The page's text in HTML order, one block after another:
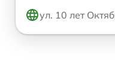
ул. 10 лет